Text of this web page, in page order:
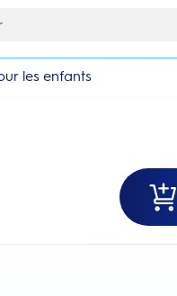
les enfants